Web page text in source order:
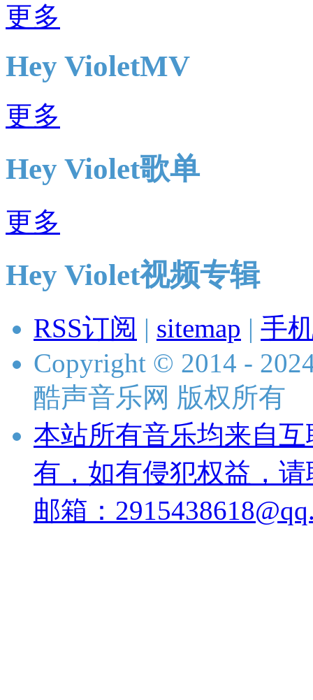
更多
Hey VioletMV
更多
Hey Violet歌单
更多
Hey Violet视频专辑
RSS订阅 | sitemap | 手
Copyright © 2014 -
酷声音乐网 版权所有
本站所有音乐均来自
有，如有侵犯权益，
邮箱：